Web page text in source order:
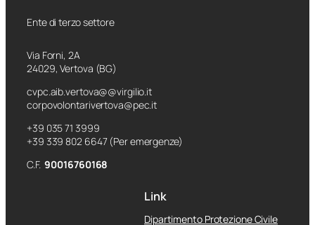
Ente di terzo settore
Via Forni, 2A
24029, Vertova (BG)
cvpc.aib.vertova@@virgilio.it
corpovolontarivertova@pec.it
+39 035 71 3999
+39 339 802 6647 (Per emergenze)
C.F.90016760168
Link
Dipartimento Protezione Civile